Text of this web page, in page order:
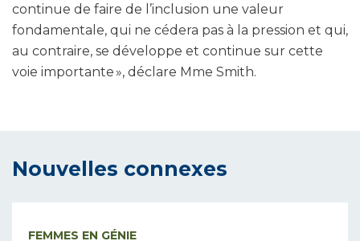
continue de faire de l’inclusion une valeur
fondamentale, qui ne cédera pas à la pression et qui,
au contraire, se développe et continue sur cette
voie importante », déclare Mme Smith.
Nouvelles connexes
FEMMES EN GÉNIE